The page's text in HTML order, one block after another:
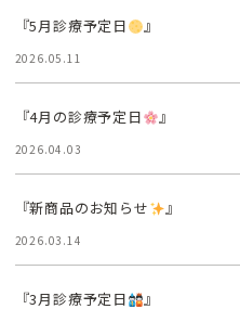
『5月診療予定日 』
2026.05.11
『4月の診療予定日 』
2026.04.03
『新商品のお知らせ 』
2026.03.14
『3月診療予定日 』